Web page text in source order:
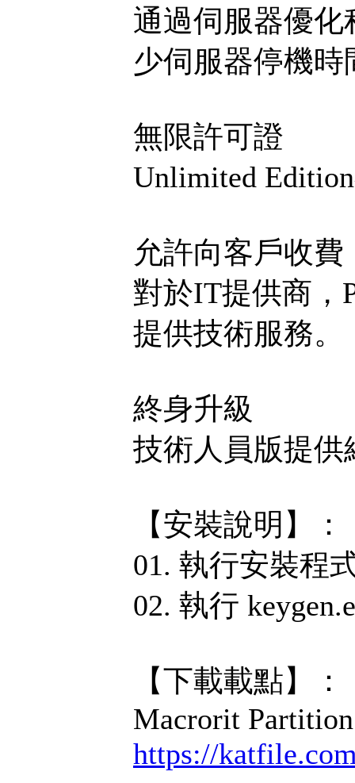
通過伺服器優
少伺服器停機時
無限許可證
Unlimited
允許向客戶收費
對於IT提供商，
提供技術服務。
終身升級
技術人員版提
【安裝說明】：
01. 執行安裝程
02. 執行
【下載載點】：
Macrorit
https://